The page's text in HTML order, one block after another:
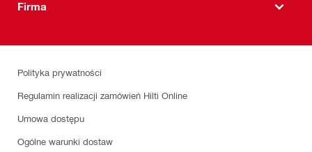
Firma
Polityka prywatności
Regulamin realizacji zamówień Hilti Online
Umowa dostępu
Ogólne warunki dostaw